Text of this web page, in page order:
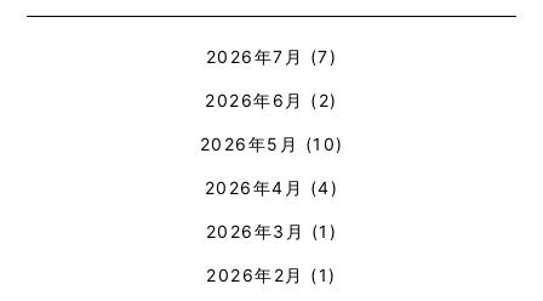
2026年7月 (7)
2026年6月 (2)
2026年5月 (10)
2026年4月 (4)
2026年3月 (1)
2026年2月 (1)